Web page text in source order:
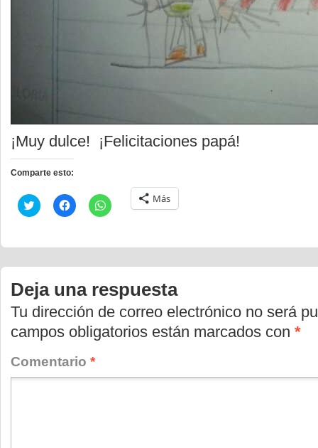
¡Muy dulce! ¡Felicitaciones papá!
Comparte esto:
Haz
clic
Twitter
abre
una
ventana
nueva)
Haz
clic
Facebook
abre
una
ventana
nueva)
Haz
clic
WhatsApp
abre
una
ventana
Más
Deja una respuesta
Tu dirección de correo electrónico no será
campos obligatorios están marcados con *
Comentario *